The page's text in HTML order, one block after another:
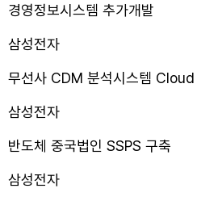
경영정보시스템 추가개발
삼성전자
무선사 CDM 분석시스템
삼성전자
반도체 중국법인 SSPS 구축
삼성전자